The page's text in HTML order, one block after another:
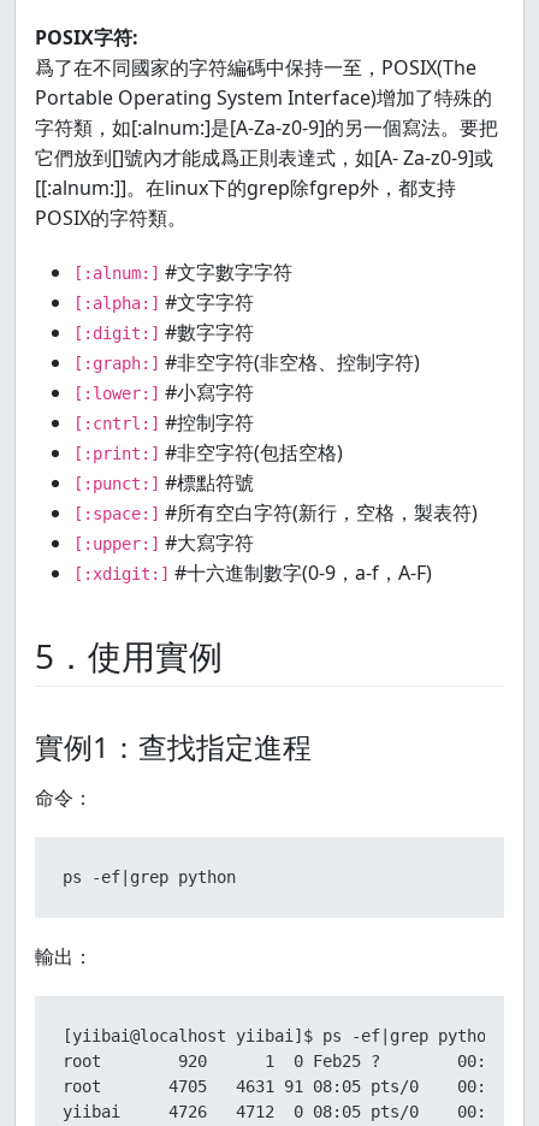
POSIX字符:
爲了在不同國家的字符編碼中保持一至，POSIX(The
Portable Operating System Interface)增加了特殊的
字符類，如[:alnum:]是[A-Za-z0-9]的另一個寫法。要把
它們放到[]號內才能成爲正則表達式，如[A- Za-z0-9]或
[[:alnum:]]。在linux下的grep除fgrep外，都支持
POSIX的字符類。
[:alnum:] #文字數字字符
[:alpha:] #文字字符
[:digit:] #數字字符
[:graph:] #非空字符(非空格、控制字符)
[:lower:] #小寫字符
[:cntrl:] #控制字符
[:print:] #非空字符(包括空格)
[:punct:] #標點符號
[:space:] #所有空白字符(新行，空格，製表符)
[:upper:] #大寫字符
[:xdigit:] #十六進制數字(0-9，a-f，A-F)
5．使用實例
實例1：查找指定進程
命令：
ps -ef|grep python
輸出：
[yiibai@localhost yiibai]$ ps -ef|grep python
root        920      1  0 Feb25 ?        00:00:14
root       4705   4631 91 08:05 pts/0    00:00:36
yiibai     4726   4712  0 08:05 pts/0    00:00:00